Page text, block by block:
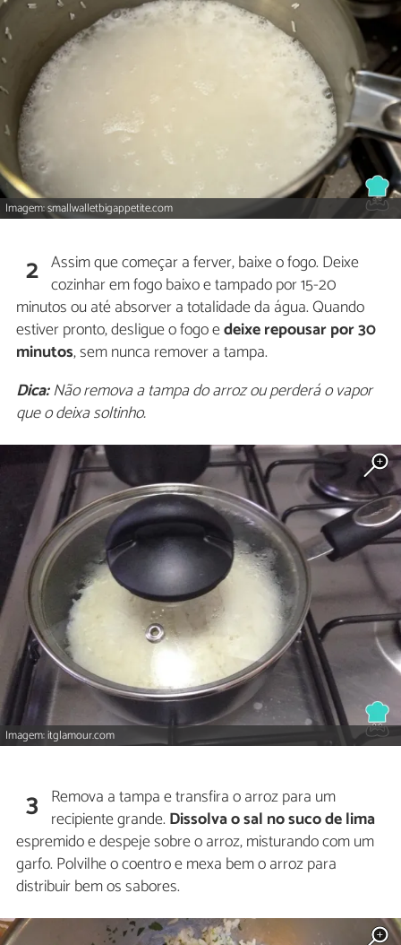
Imagem: smallwalletbigappetite.com
2 Assim que começar a ferver, baixe o fogo. Deixe
cozinhar em fogo baixo e tampado por 15-20
minutos ou até absorver a totalidade da água. Quando
estiver pronto, desligue o fogo edeixe repousar por 30
minutos, sem nunca remover a tampa.
Dica:Não remova a tampa do arroz ou perderá o vapor
que o deixa soltinho.
Imagem: itglamour.com
3 Remova a tampa e transfira o arroz para um
recipiente grande. Dissolva o sal no suco de lima
espremido e despeje sobre o arroz, misturando com um
garfo. Polvilhe o coentro e mexa bem o arroz para
distribuir bem os sabores.